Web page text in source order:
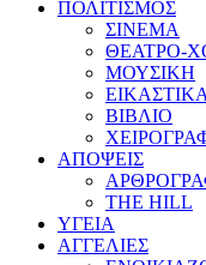
ΠΟΛΙΤΙΣΜΟΣ
ΣΙΝΕΜΑ
ΘΕΑΤΡΟ-
ΜΟΥΣΙΚΗ
ΕΙΚΑΣΤΙΚΑ
ΒΙΒΛΙΟ
ΑΠΟΨΕΙΣ
THE HILL
ΥΓΕΙΑ
ΑΓΓΕΛΙΕΣ